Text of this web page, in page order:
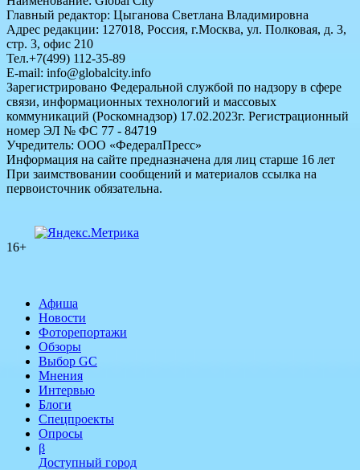
Главный редактор: Цыганова Светлана Владимировна
Адрес редакции: 127018, Россия, г.Москва, ул. Полковая, д. 3,
стр. 3, офис 210
Тел.+7(499) 112-35-89
E-mail: info@globalcity.info
Зарегистрировано Федеральной службой по надзору в сфере
связи, информационных технологий и массовых
коммуникаций (Роскомнадзор) 17.02.2023г. Регистрационный
номер ЭЛ № ФС 77 - 84719
Учредитель: ООО «ФедералПресс»
Информация на сайте предназначена для лиц старше 16 лет
При заимствовании сообщений и материалов ссылка на
первоисточник обязательна.
16+
Афиша
Новости
Фоторепортажи
Обзоры
Выбор GC
Мнения
Интервью
Блоги
Спецпроекты
Опросы
β
Доступный город